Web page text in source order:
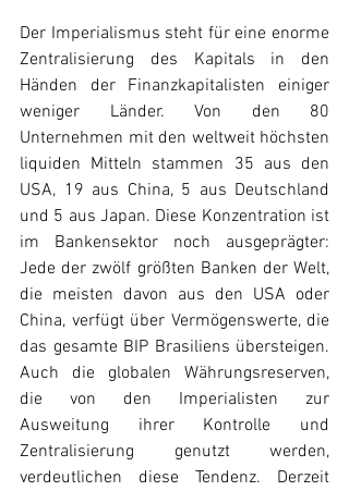
Der Imperialismus steht für eine enorme
Zentralisierung des Kapitals in den
Händen der Finanzkapitalisten einiger
weniger Länder. Von den 80
Unternehmen mit den weltweit höchsten
liquiden Mitteln stammen 35 aus den
USA, 19 aus China, 5 aus Deutschland
und 5 aus Japan. Diese Konzentration ist
im Bankensektor noch ausgeprägter:
Jede der zwölf größten Banken der Welt,
die meisten davon aus den USA oder
China, verfügt über Vermögenswerte, die
das gesamte BIP Brasiliens übersteigen.
Auch die globalen Währungsreserven,
die von den Imperialisten zur
Ausweitung ihrer Kontrolle und
Zentralisierung genutzt werden,
verdeutlichen diese Tendenz. Derzeit